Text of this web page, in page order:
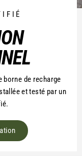
de recharge
et testé par un